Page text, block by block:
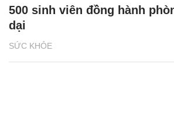
SỨC KHỎE
500 sinh viên đồng hành
dại